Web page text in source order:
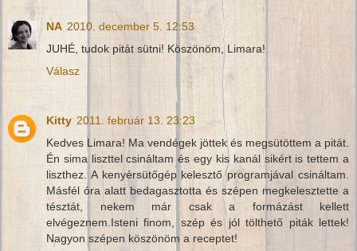
NA 2010. december 5. 12:53
JUHÉ, tudok pitát sütni! Köszönöm, Limara!
Válasz
Kitty 2011. február 13. 23:23
Kedves Limara! Ma vendégek jöttek és megsütöttem a pitát.
Én sima liszttel csináltam és egy kis kanál sikért is tettem a
liszthez. A kenyérsütőgép kelesztő programjával csináltam.
Másfél óra alatt bedagasztotta és szépen megkelesztette a
tésztát, nekem már csak a formázást kellett
elvégeznem.Isteni finom, szép és jól tölthető piták lettek!
Nagyon szépen köszönöm a receptet!